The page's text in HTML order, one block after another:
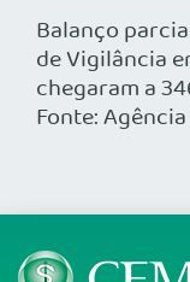
Balanço
de Vigilância
chegaram a
Fonte: